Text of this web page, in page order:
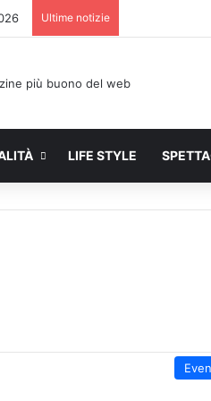
Ultime notizie
LIFE STYLE